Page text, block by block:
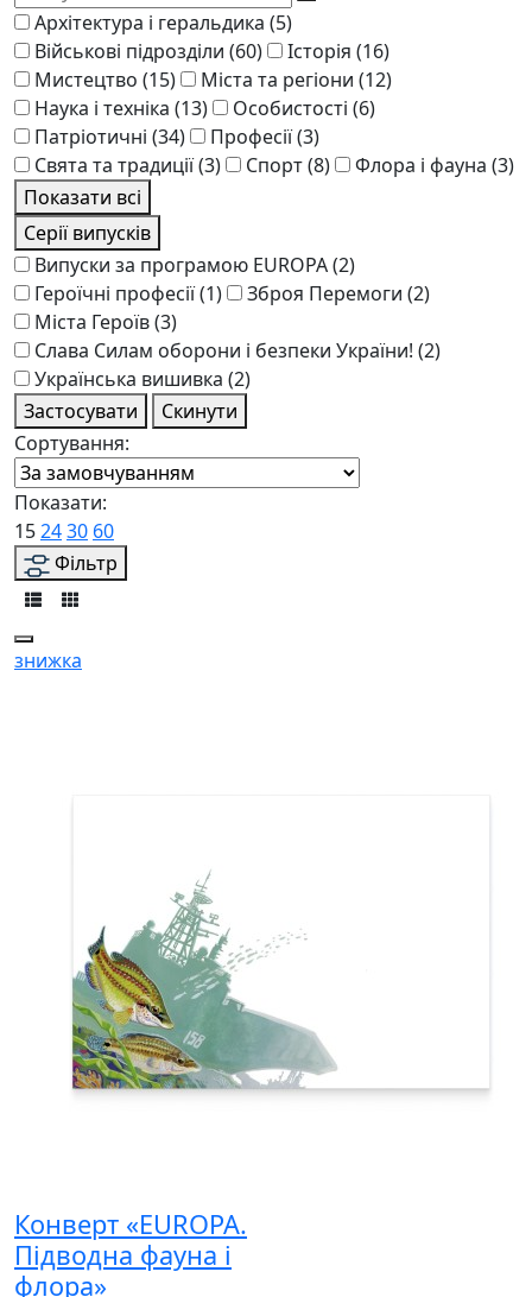
Архітектура і геральдика (5)
Військові підрозділи (60) Історія (16)
Мистецтво (15) Міста та регіони (12)
Наука і техніка (13) Особистості (6)
Патріотичні (34) Професії(3)
Свята та традиції(3) Спорт(8) Флора і фауна (3)
Показати всі
Серії випусків
Випуски за програмою EUROPA(2)
Героїчні професії(1) Зброя Перемоги (2)
Міста Героїв(3)
Слава Силам оборони і безпеки України! (2)
Українська вишивка (2)
Застосувати
Скинути
Сортування:
Показати:
152430 60
Фільтр
знижка
Конверт «EUROPA.
Підводна фауна і
флора»